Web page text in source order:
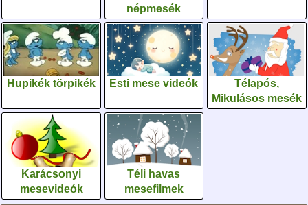
népmesék
Hupikék törpikék Esti mese videók
Télapós,
Mikulásos mesék
Karácsonyi
mesevideók
Téli havas
mesefilmek